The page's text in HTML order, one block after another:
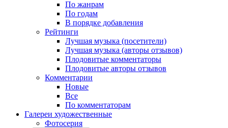
По жанрам
По годам
В порядке добавления
Рейтинги
Лучшая музыка (посетители)
Лучшая музыка (авторы отзывов)
Плодовитые комментаторы
Плодовитые авторы отзывов
Комментарии
Новые
Все
По комментаторам
Галереи художественные
Фотосерия